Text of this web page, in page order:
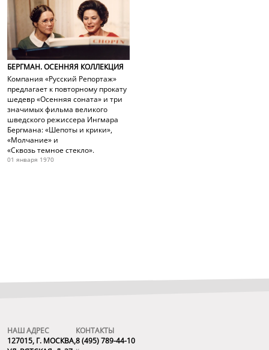
БЕРГМАН. ОСЕННЯЯ КОЛЛЕКЦИЯ
Компания «Русский Репортаж»
предлагает к повторному прокату
шедевр «Осенняя соната» и три
значимых фильма великого
шведского режиссера Ингмара
Бергмана: «Шепоты и крики»,
«Молчание» и
«Сквозь темное стекло».
01 января 1970
НАШ АДРЕС
127015, Г. МОСКВА,
КОНТАКТЫ
8 (495) 789-44-10